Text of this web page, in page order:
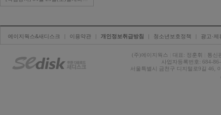
에이지웍스&새디스크 | 이용약관 | 개인정보취급방침 | 청소년보호정책 | 광고·제
(주)에이지웍스 대표: 정훈휘
통신
사업자등록번호: 684-
서울특별시 금천구 디지털로9길 46,